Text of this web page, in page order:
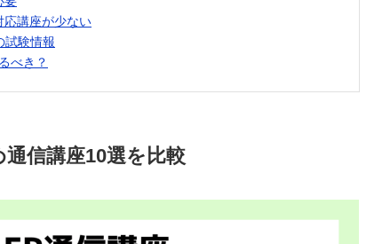
応講座が少ない
試験情報
べき？
信講座10選を比較